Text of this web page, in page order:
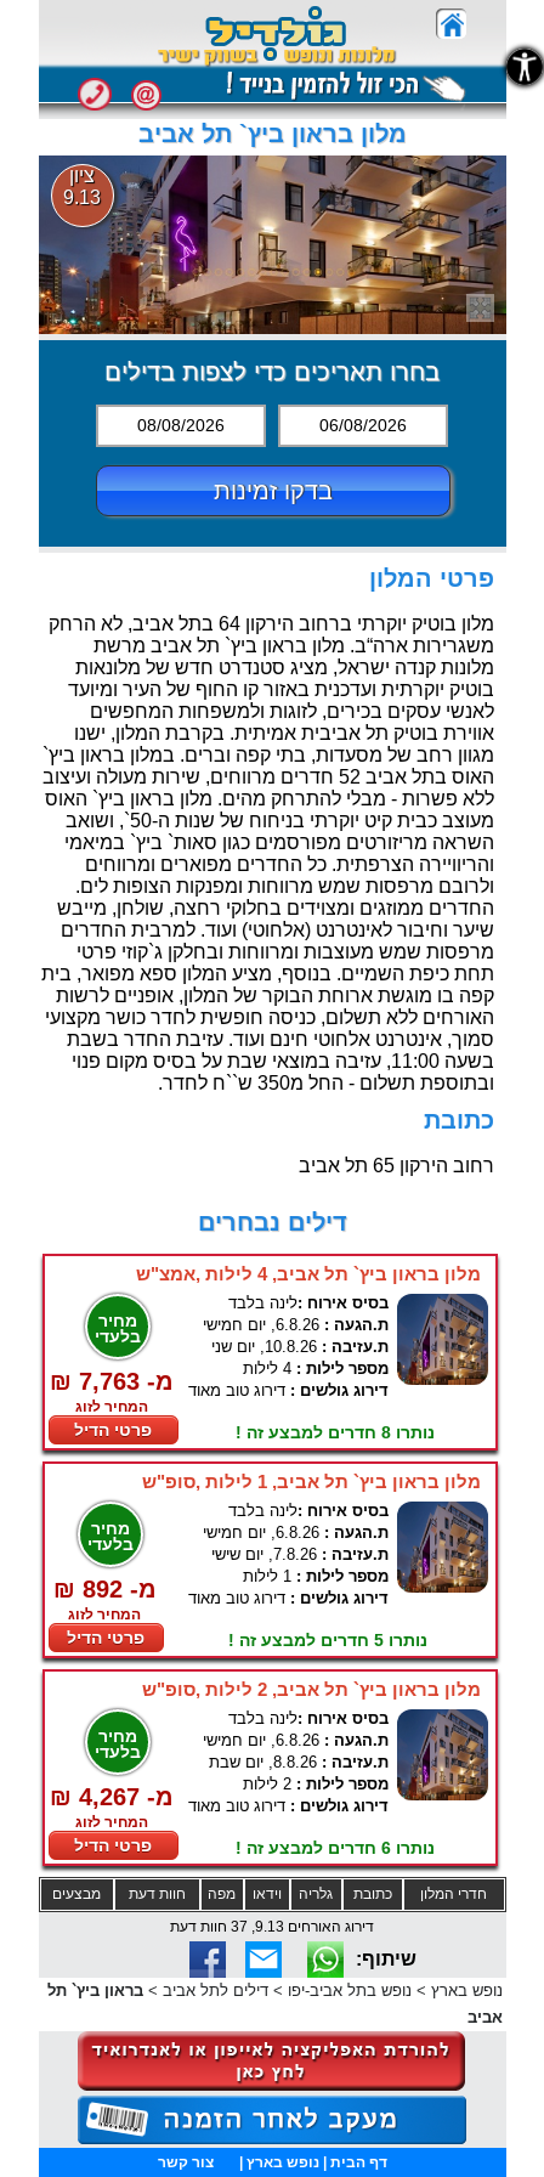
מלון בראון ביץ` תל אביב
ציון
9.13
בחרו תאריכים כדי לצפות בדילים
08/08/2026 06/08/2026
בדקו זמינות
פרטי המלון
מלון בוטיק יוקרתי ברחוב הירקון 64 בתל אביב, לא הרחק
משגרירות ארה“ב. מלון בראון ביץ` תל אביב מרשת
מלונות קנדה ישראל, מציג סטנדרט חדש של מלונאות
בוטיק יוקרתית ועדכנית באזור קו החוף של העיר ומיועד
לאנשי עסקים בכירים, לזוגות ולמשפחות המחפשים
אווירת בוטיק תל אביבית אמיתית. בקרבת המלון, ישנו
מגוון רחב של מסעדות, בתי קפה וברים. במלון בראון ביץ`
האוס בתל אביב 52 חדרים מרווחים, שירות מעולה ועיצוב
ללא פשרות - מבלי להתרחק מהים. מלון בראון ביץ` האוס
מעוצב כבית קיט יוקרתי בניחוח של שנות ה-50`, ושואב
השראה מריזורטים מפורסמים כגון סאות` ביץ` במיאמי
והריוויירה הצרפתית. כל החדרים מפוארים ומרווחים
ולרובם מרפסות שמש מרווחות ומפנקות הצופות לים.
החדרים ממוזגים ומצוידים בחלוקי רחצה, שולחן, מייבש
שיער וחיבור לאינטרנט (אלחוטי) ועוד. למרבית החדרים
מרפסות שמש מעוצבות ומרווחות ובחלקן ג`קוזי פרטי
תחת כיפת השמיים. בנוסף, מציע המלון ספא מפואר, בית
קפה בו מוגשת ארוחת הבוקר של המלון, אופניים לרשות
האורחים ללא תשלום, כניסה חופשית לחדר כושר מקצועי
סמוך, אינטרנט אלחוטי חינם ועוד. עזיבת החדר בשבת
בשעה 11:00, עזיבה במוצאי שבת על בסיס מקום פנוי
ובתוספת תשלום - החל מ350 ש``ח לחדר.
כתובת
רחוב הירקון 65 תל אביב
דילים נבחרים
מלון בראון ביץ` תל אביב, 4 לילות ,אמצ"ש
מחיר
בלעדי
₪ 7,763 -מ
המחיר לזוג
פרטי הדיל
בסיס אירוח :לינה בלבד
ת.הגעה : 6.8.26, יום חמישי
ת.עזיבה : 10.8.26, יום שני
מספר לילות : 4 לילות
דירוג גולשים : דירוג טוב מאוד
נותרו 8 חדרים למבצע זה !
מלון בראון ביץ` תל אביב, 1 לילות ,סופ"ש
מחיר
בלעדי
₪ 892 -מ
המחיר לזוג
פרטי הדיל
בסיס אירוח :לינה בלבד
ת.הגעה : 6.8.26, יום חמישי
ת.עזיבה : 7.8.26, יום שישי
מספר לילות : 1 לילות
דירוג גולשים : דירוג טוב מאוד
נותרו 5 חדרים למבצע זה !
מלון בראון ביץ` תל אביב, 2 לילות ,סופ"ש
מחיר
בלעדי
₪ 4,267 -מ
המחיר לזוג
פרטי הדיל
בסיס אירוח :לינה בלבד
ת.הגעה : 6.8.26, יום חמישי
ת.עזיבה : 8.8.26, יום שבת
מספר לילות : 2 לילות
דירוג גולשים : דירוג טוב מאוד
נותרו 6 חדרים למבצע זה !
מבצעים חוות דעת מפה וידאו גלריה כתובת
חדרי המלון
דירוג האורחים 9.13, 37 חוות דעת
שיתוף:
נופש בארץ > נופש בתל אביב-יפו > דילים לתל אביב > בראון ביץ` תל
אביב
דף הבית | נופש בארץ |צור קשר
נגישות
נגישות